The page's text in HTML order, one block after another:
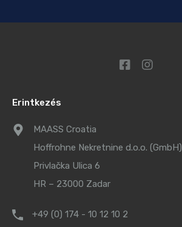
Erintkezés
MAASS Croatia
Hoffrohne Nekretnine d.o.o. (GmbH)
Privlačka Ulica 6
HR – 23000 Zadar
+49 (0) 174 - 10 12 10 2